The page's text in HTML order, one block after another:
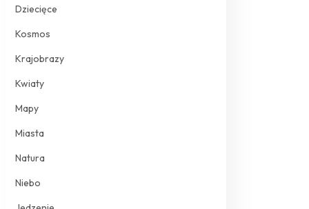
Dziecięce
Kosmos
Krajobrazy
Kwiaty
Mapy
Miasta
Natura
Niebo